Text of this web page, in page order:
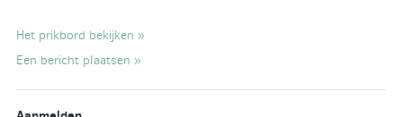
Het prikbord bekijken »
Een bericht plaatsen »